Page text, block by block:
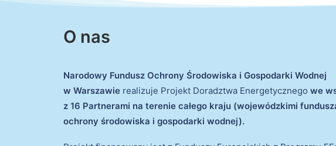
O nas
Narodowy Fundusz Ochrony Środowiska i Gospodarki Wodnej
w Warszawie realizuje Projekt Doradztwa Energetycznego we
z 16 Partnerami na terenie całego kraju (wojewódzkimi
ochrony środowiska i gospodarki wodnej).